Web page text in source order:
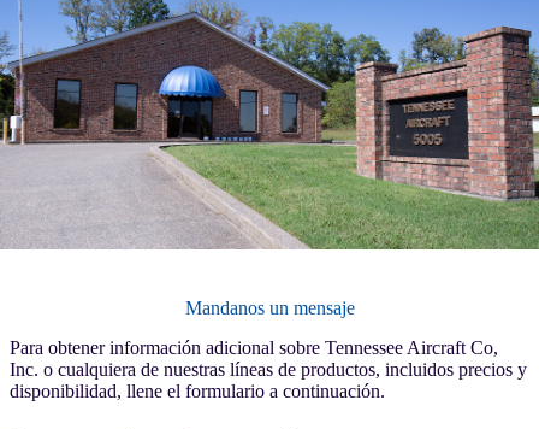
Mandanos un mensaje
Para obtener información adicional sobre Tennessee Aircraft Co,
Inc. o cualquiera de nuestras líneas de productos, incluidos precios y
disponibilidad, llene el formulario a continuación.